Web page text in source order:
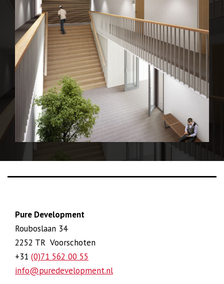
Pure Development
Rouboslaan 34
2252 TR Voorschoten
+31 (0)71 562 00 55
info@puredevelopment.nl